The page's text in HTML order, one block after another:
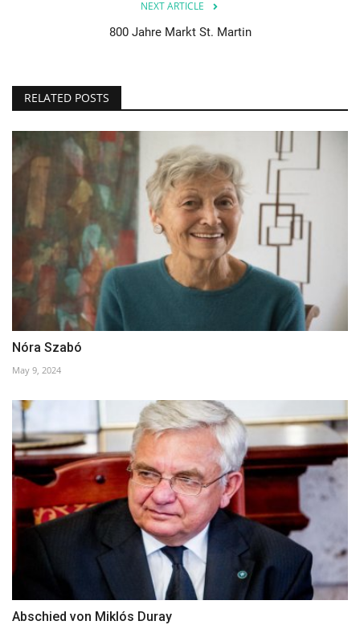
NEXT ARTICLE
800 Jahre Markt St. Martin
RELATED POSTS
Nóra Szabó
May 9, 2024
Abschied von Miklós Duray